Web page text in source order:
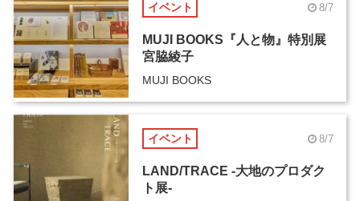
イベント 8/7
MUJI BOOKS『人と物』特別展
宮脇綾子
MUJI BOOKS
イベント 8/7
LAND/TRACE -大地のプロダク
ト展-